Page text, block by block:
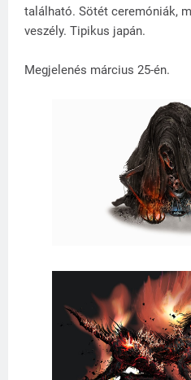
található. Sötét ceremóniák,
veszély. Tipikus japán.
Megjelenés március 25-én.